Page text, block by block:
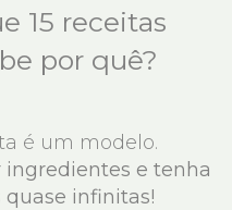
15 receitas
por quê?
é um modelo.
e tenha
quase infinitas!